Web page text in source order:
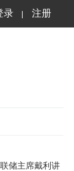
录 注册
储主席戴利讲